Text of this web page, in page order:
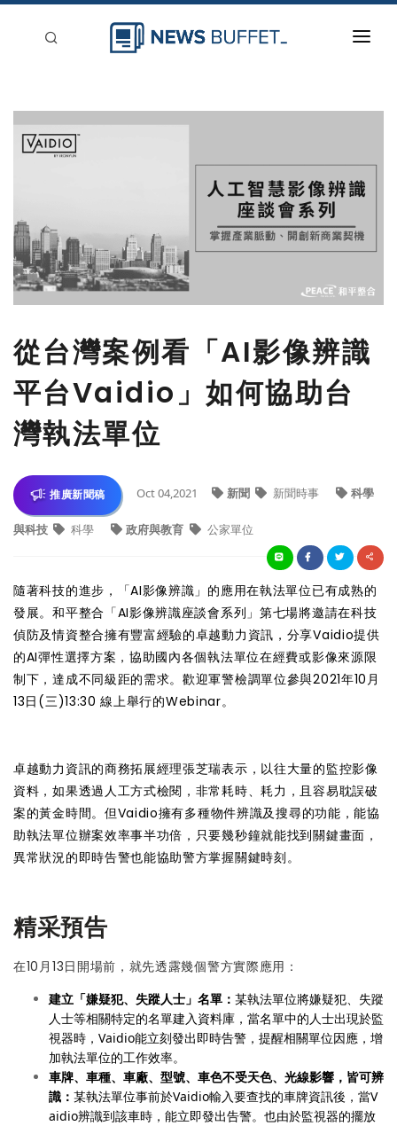
登入
從台灣案例看「AI影像辨識
平台Vaidio」如何協助台
灣執法單位
推廣新聞稿 Oct 04,2021 新聞 新聞時事 科學
與科技 科學 政府與教育 公家單位
隨著科技的進步，「AI影像辨識」的應用在執法單位已有成熟的
發展。和平整合「AI影像辨識座談會系列」第七場將邀請在科技
偵防及情資整合擁有豐富經驗的卓越動力資訊，分享Vaidio提供
的AI彈性選擇方案，協助國內各個執法單位在經費或影像來源限
制下，達成不同級距的需求。歡迎軍警檢調單位參與2021年10月
13日(三)13:30 線上舉行的Webinar。
卓越動力資訊的商務拓展經理張芝瑞表示，以往大量的監控影像
資料，如果透過人工方式檢閱，非常耗時、耗力，且容易耽誤破
案的黃金時間。但Vaidio擁有多種物件辨識及搜尋的功能，能協
助執法單位辦案效率事半功倍，只要幾秒鐘就能找到關鍵畫面，
異常狀況的即時告警也能協助警方掌握關鍵時刻。
精采預告
在10月13日開場前，就先透露幾個警方實際應用：
建立「嫌疑犯、失蹤人士」名單： 某執法單位將嫌疑犯、失蹤
人士等相關特定的名單建入資料庫，當名單中的人士出現於監
視器時，Vaidio能立刻發出即時告警，提醒相關單位因應，增
加執法單位的工作效率。
車牌、車種、車廠、型號、車色不受天色、光線影響，皆可辨
識： 某執法單位事前於Vaidio輸入要查找的車牌資訊後，當V
aidio辨識到該車時，能立即發出告警。也由於監視器的擺放